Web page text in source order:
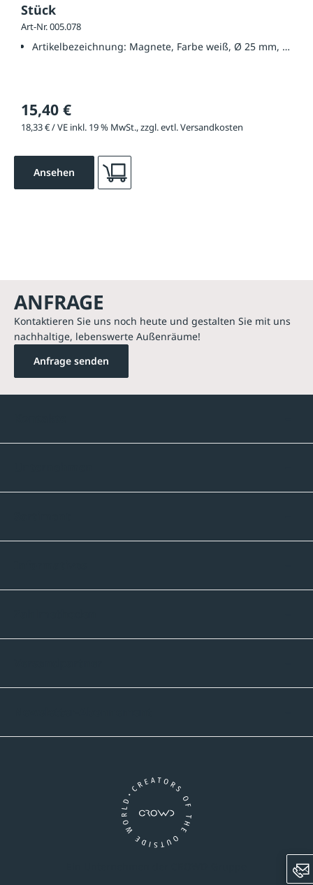
Stück
Art-Nr. 005.078
Artikelbezeichnung: Magnete, Farbe weiß, Ø 25 mm, VE =
15,40 €
18,33 € / VE inkl. 19 % MwSt., zzgl. evtl. Versandkosten
Ansehen
ANFRAGE
Kontaktieren Sie uns noch heute und gestalten Sie mit uns
nachhaltige, lebenswerte Außenräume!
Anfrage senden